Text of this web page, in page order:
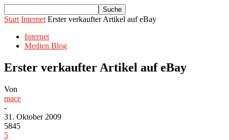
Start Internet Erster verkaufter Artikel auf eBay
Internet
Medien Blog
Erster verkaufter Artikel auf eBay
Von
mace
-
31. Oktober 2009
5845
5